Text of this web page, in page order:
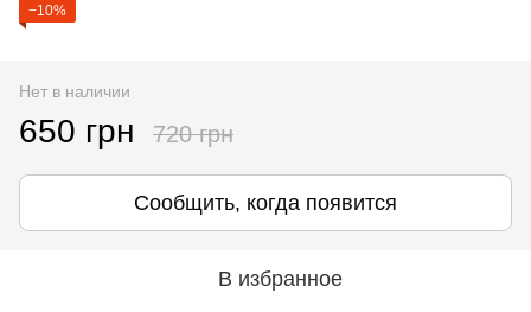
−10%
Нет в наличии
650 грн 720 грн
Сообщить, когда появится
В избранное